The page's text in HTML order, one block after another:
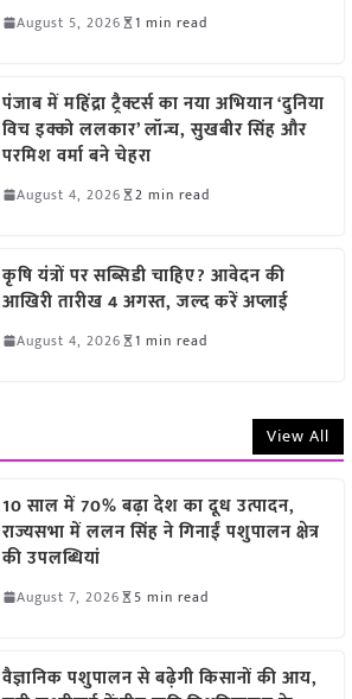
August 5, 2026 1 min read
पंजाब में महिंद्रा ट्रैक्टर्स का नया अभियान ‘दुनिया
विच इक्को ललकार’ लॉन्च, सुखबीर सिंह और
परमिश वर्मा बने चेहरा
August 4, 2026 2 min read
कृषि यंत्रों पर सब्सिडी चाहिए? आवेदन की
आखिरी तारीख 4 अगस्त, जल्द करें अप्लाई
August 4, 2026 1 min read
View All
10 साल में 70% बढ़ा देश का दूध उत्पादन,
राज्यसभा में ललन सिंह ने गिनाईं पशुपालन क्षेत्र
की उपलब्धियां
August 7, 2026 5 min read
वैज्ञानिक पशुपालन से बढ़ेगी किसानों की आय,